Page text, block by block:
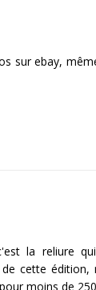
sur ebay,
la reliure
cette édition,
moins de